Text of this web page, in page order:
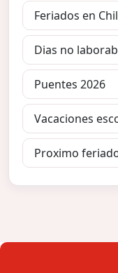
Feriados en
Dias no
Puentes 2026
Vacaciones
Proximo